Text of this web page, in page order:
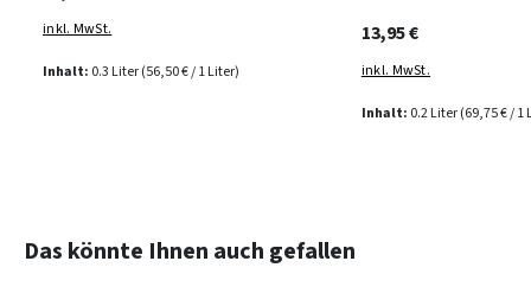
Inhalt: 0.3 Liter(56,50 € / 1 Liter)
inkl. MwSt.
Inhalt: 0.2 Liter(69,75 € / 1
13,95 €
inkl. MwSt.
Produktgalerie überspringen
Das könnte Ihnen auch gefallen